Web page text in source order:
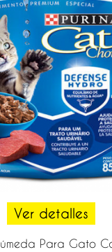
Ver detalles
Para Gato